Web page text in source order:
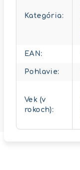
Kategória:
EAN:
Pohlavie:
Vek (v
rokoch):